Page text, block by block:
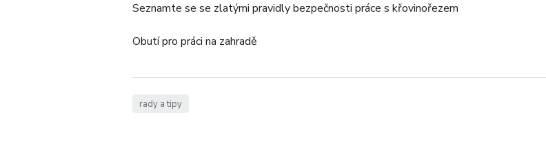
Seznamte se se zlatými pravidly bezpečnosti práce s křovinořezem
Obutí pro práci na zahradě
rady a tipy